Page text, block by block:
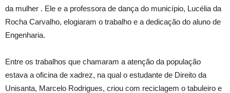
da mulher . Ele e a professora de dança do município, Lucélia da
Rocha Carvalho, elogiaram o trabalho e a dedicação do aluno de
Engenharia.
Entre os trabalhos que chamaram a atenção da população
estava a oficina de xadrez, na qual o estudante de Direito da
Unisanta, Marcelo Rodrigues, criou com reciclagem o tabuleiro e